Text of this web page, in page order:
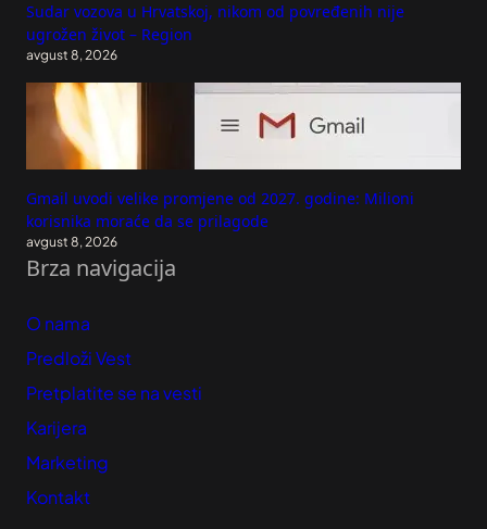
Sudar vozova u Hrvatskoj, nikom od povređenih nije
ugrožen život – Region
avgust 8, 2026
Gmail uvodi velike promjene od 2027. godine: Milioni
korisnika moraće da se prilagode
avgust 8, 2026
Brza navigacija
O nama
Predloži Vest
Pretplatite se na vesti
Karijera
Marketing
Kontakt